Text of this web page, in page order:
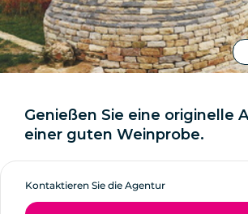
Genießen Sie eine originelle
einer guten Weinprobe.
Kontaktieren Sie die Agentur